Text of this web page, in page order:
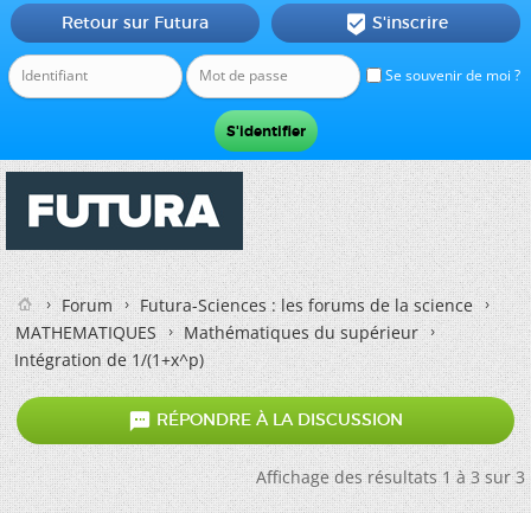
Se souvenir de moi ?
Retour sur Futura  S'inscrire
Forum
Futura-Sciences : les forums de la science
MATHEMATIQUES
Mathématiques du supérieur
Intégration de 1/(1+x^p)
 RÉPONDRE À LA DISCUSSION
Affichage des résultats 1 à 3 sur 3